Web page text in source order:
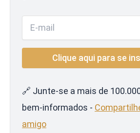
🔗 Junte-se a mais de
bem-informados -
amigo